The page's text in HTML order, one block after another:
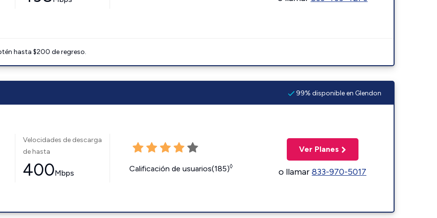
hasta $200 de regreso.
99% disponible en Glendon
Velocidades de descarga
de hasta
400Mbps Calificación de usuarios(185)◊
Ver Planes
o llamar833-970-5017